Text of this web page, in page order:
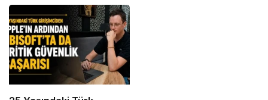
Konuk Oldu